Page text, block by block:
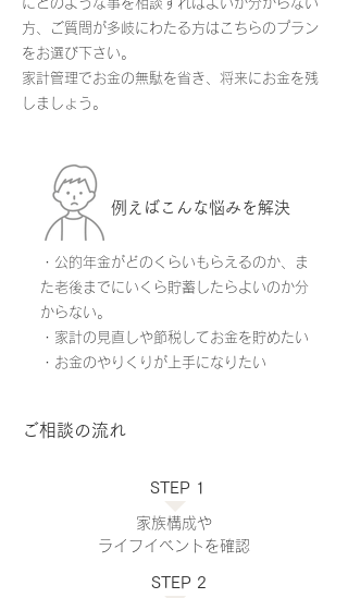
方、ご質問が多岐にわたる方はこちらのプラン
をお選び下さい。
家計管理でお金の無駄を省き、将来にお金を残
しましょう。
例えばこんな​悩みを解決
・公的年金がどのくらいもらえるのか、ま
た老後までにいくら貯蓄したらよいのか分
からない。
・家計の見直しや節税してお金を貯めたい
・お金のやりくりが上手になりたい
ご相談の流れ
STEP 1
家族構成や
ライフイベント​を確認
STEP 2